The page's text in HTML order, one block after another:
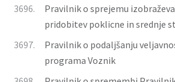
3696.
Pravilnik o sprejemu
pridobitev poklicne in srednje
3697.
Pravilnik o podaljšanju
programa Voznik